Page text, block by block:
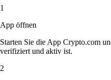
1
App öffnen
Starten Sie die App Crypto.com
verifiziert und aktiv ist.
2